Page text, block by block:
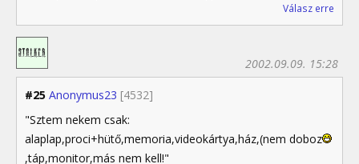
Válasz erre
#25 Anonymus23 [4532]
2002.09.09. 15:28
"Sztem nekem csak:
alaplap,proci+hütő,memoria,videokártya,ház,(nem doboz
,táp,monitor,más nem kell!"